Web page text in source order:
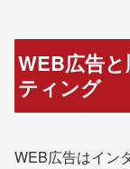
WEB広告
ティング
WEB広告はイン